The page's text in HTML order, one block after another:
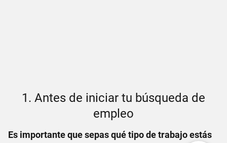
1. Antes de iniciar tu búsqueda de
empleo
Es importante que sepas qué tipo de trabajo estás